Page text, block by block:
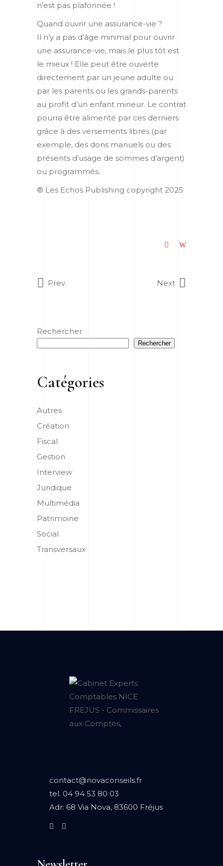
n’est pas plafonnée !
Quand ouvrir une assurance-vie ?
Il n’y a pas d’âge minimal pour ouvrir
une assurance-vie, mais le plus tôt est
le mieux ! Elle peut être ouverte
directement par un jeune adulte ou
par les parents ou les grands-parents
au profit d’un enfant mineur. Le contrat
pourra être alimenté par ces derniers
grâce à des versements libres (par
exemple, des dons manuels ou des
présents d’usage de sommes d’argent)
ou programmés.
® Les Echos Publishing copyright 2025
Prev. Next
Rechercher
Rechercher
Catégories
Autres
Création
Fiscal
Gestion
Interview
Juridique
Multimédia
Patrimoine
Social
Transversaux
contact@novaconseils.fr
tel. 04 94 53 80 03
Adr: 68 Via Nova, 83600 Fréjus